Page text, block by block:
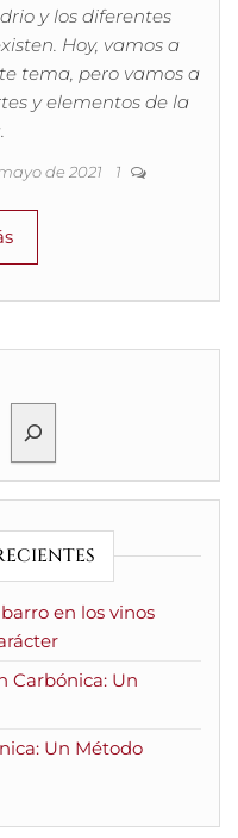
y los diferentes
Hoy, vamos a
tema, pero vamos a
y elementos de la
de 2021 1
en los vinos
Carbónica: Un
Un Método